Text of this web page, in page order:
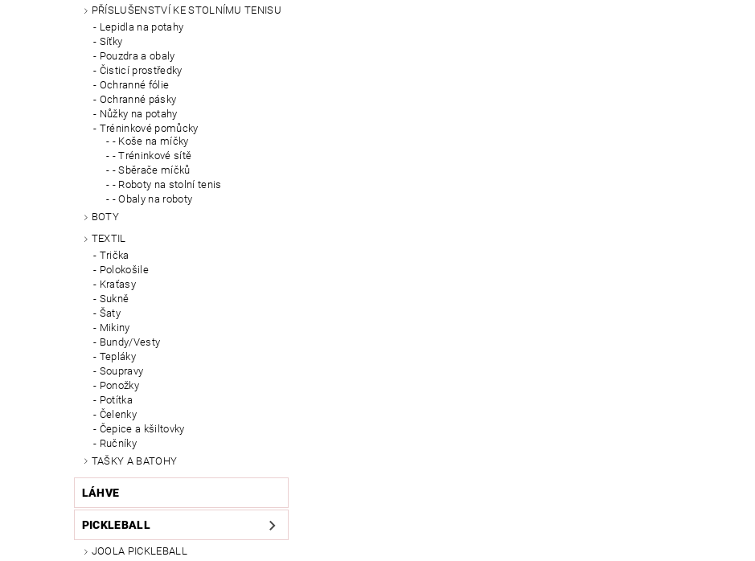
PŘÍSLUŠENSTVÍ KE STOLNÍMU TENISU
Lepidla na potahy
Síťky
Pouzdra a obaly
Čisticí prostředky
Ochranné fólie
Ochranné pásky
Nůžky na potahy
Tréninkové pomůcky
- Koše na míčky
- Tréninkové sítě
- Sběrače míčků
- Roboty na stolní tenis
- Obaly na roboty
BOTY
TEXTIL
Trička
Polokošile
Kraťasy
Sukně
Šaty
Mikiny
Bundy/Vesty
Tepláky
Soupravy
Ponožky
Potítka
Čelenky
Čepice a kšiltovky
Ručníky
TAŠKY A BATOHY
LÁHVE
PICKLEBALL
JOOLA PICKLEBALL